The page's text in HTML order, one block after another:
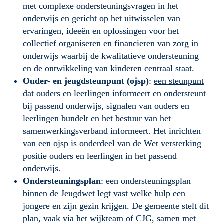
met complexe ondersteuningsvragen in het
onderwijs en gericht op het uitwisselen van
ervaringen, ideeën en oplossingen voor het
collectief organiseren en financieren van zorg in
onderwijs waarbij de kwalitatieve ondersteuning
en de ontwikkeling van kinderen centraal staat.
Ouder- en jeugdsteunpunt (ojsp): een steunpunt
dat ouders en leerlingen informeert en ondersteunt
bij passend onderwijs, signalen van ouders en
leerlingen bundelt en het bestuur van het
samenwerkingsverband informeert. Het inrichten
van een ojsp is onderdeel van de Wet versterking
positie ouders en leerlingen in het passend
onderwijs.
Ondersteuningsplan: een ondersteuningsplan
binnen de Jeugdwet legt vast welke hulp een
jongere en zijn gezin krijgen. De gemeente stelt dit
plan, vaak via het wijkteam of CJG, samen met